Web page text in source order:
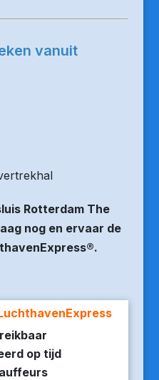
vanuit
Rotterdam The
nog en ervaar de
op tijd